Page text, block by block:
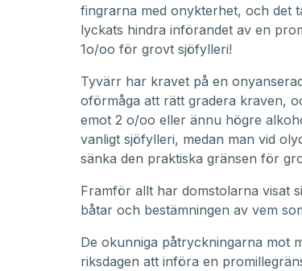
fingrarna med onykterhet, och det
lyckats hindra införandet av en
1o/oo för grovt sjöfylleri!
Tyvärr har kravet på en
oförmåga att rätt gradera kraven,
emot 2 o/oo eller ännu högre
vanligt sjöfylleri, medan man vid
sänka den praktiska gränsen för
Framför allt har domstolarna visat
båtar och bestämningen av vem
De okunniga påtryckningarna mot
riksdagen att införa en